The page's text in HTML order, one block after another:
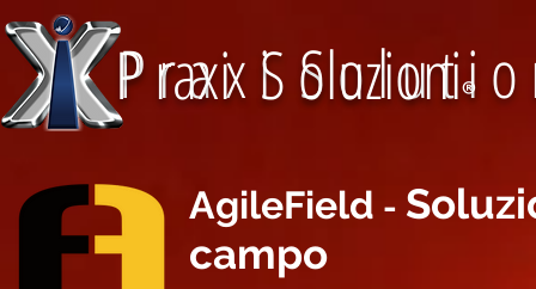
P r a x i S o l u t i o
P raxi S oluzioni®
AgileField -
campo